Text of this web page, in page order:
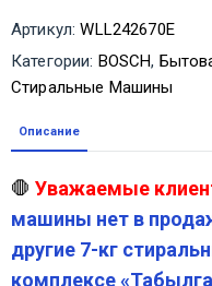
Артикул:WLL242670E
Категории: BOSCH,
Стиральные Машины
Описание
🛑 Уважаемые
машины нет в
другие 7-кг
комплексе